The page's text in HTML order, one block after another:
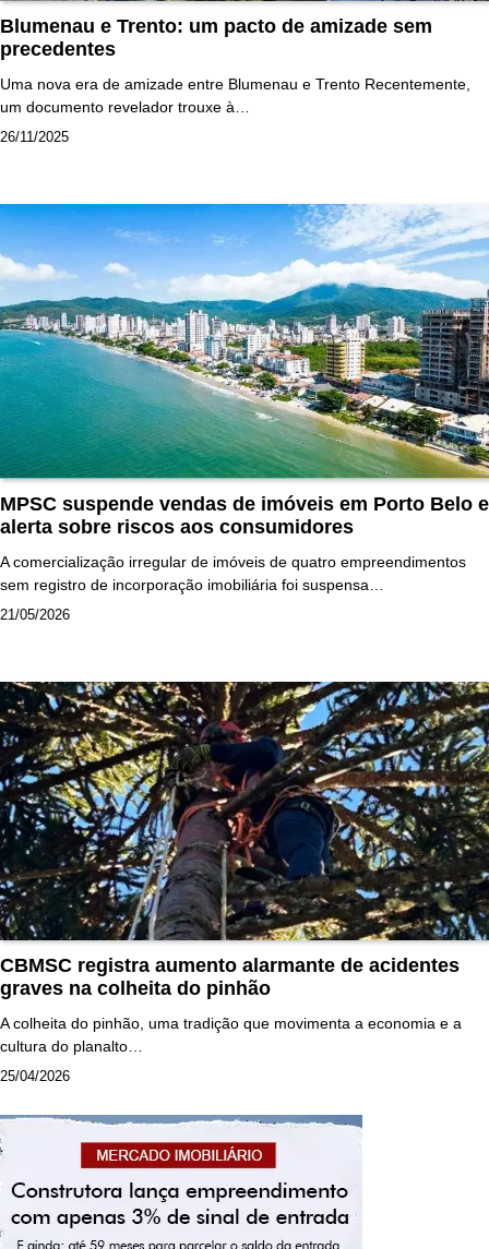
Blumenau e Trento: um pacto de amizade sem
precedentes
Uma nova era de amizade entre Blumenau e Trento Recentemente,
um documento revelador trouxe à…
26/11/2025
MPSC suspende vendas de imóveis em Porto Belo e
alerta sobre riscos aos consumidores
A comercialização irregular de imóveis de quatro empreendimentos
sem registro de incorporação imobiliária foi suspensa…
21/05/2026
CBMSC registra aumento alarmante de acidentes
graves na colheita do pinhão
A colheita do pinhão, uma tradição que movimenta a economia e a
cultura do planalto…
25/04/2026